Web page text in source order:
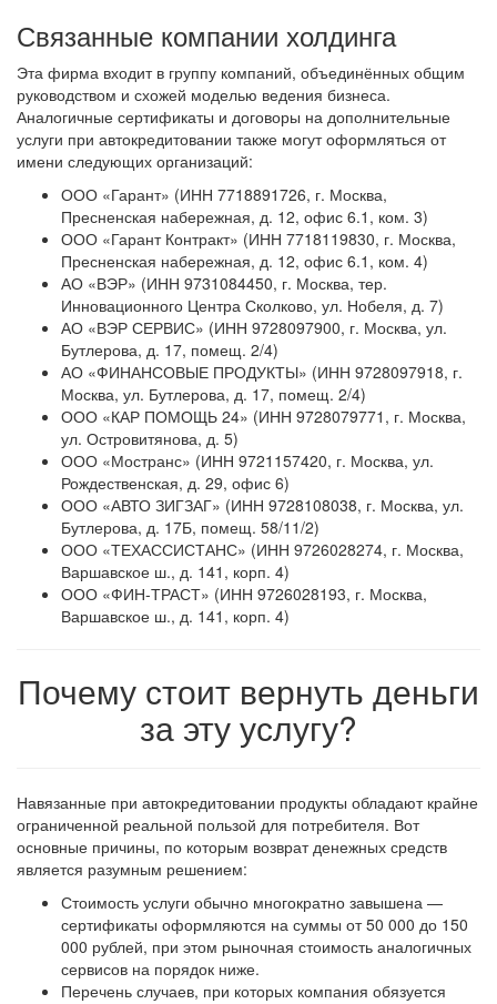
Связанные компании холдинга
Эта фирма входит в группу компаний, объединённых общим
руководством и схожей моделью ведения бизнеса.
Аналогичные сертификаты и договоры на дополнительные
услуги при автокредитовании также могут оформляться от
имени следующих организаций:
ООО «Гарант» (ИНН 7718891726, г. Москва,
Пресненская набережная, д. 12, офис 6.1, ком. 3)
ООО «Гарант Контракт» (ИНН 7718119830, г. Москва,
Пресненская набережная, д. 12, офис 6.1, ком. 4)
АО «ВЭР» (ИНН 9731084450, г. Москва, тер.
Инновационного Центра Сколково, ул. Нобеля, д. 7)
АО «ВЭР СЕРВИС» (ИНН 9728097900, г. Москва, ул.
Бутлерова, д. 17, помещ. 2/4)
АО «ФИНАНСОВЫЕ ПРОДУКТЫ» (ИНН 9728097918, г.
Москва, ул. Бутлерова, д. 17, помещ. 2/4)
ООО «КАР ПОМОЩЬ 24» (ИНН 9728079771, г. Москва,
ул. Островитянова, д. 5)
ООО «Мостранс» (ИНН 9721157420, г. Москва, ул.
Рождественская, д. 29, офис 6)
ООО «АВТО ЗИГЗАГ» (ИНН 9728108038, г. Москва, ул.
Бутлерова, д. 17Б, помещ. 58/11/2)
ООО «ТЕХАССИСТАНС» (ИНН 9726028274, г. Москва,
Варшавское ш., д. 141, корп. 4)
ООО «ФИН-ТРАСТ» (ИНН 9726028193, г. Москва,
Варшавское ш., д. 141, корп. 4)
Почему стоит вернуть деньги
за эту услугу?
Навязанные при автокредитовании продукты обладают крайне
ограниченной реальной пользой для потребителя. Вот
основные причины, по которым возврат денежных средств
является разумным решением:
Стоимость услуги обычно многократно завышена —
сертификаты оформляются на суммы от 50 000 до 150
000 рублей, при этом рыночная стоимость аналогичных
сервисов на порядок ниже.
Перечень случаев, при которых компания обязуется